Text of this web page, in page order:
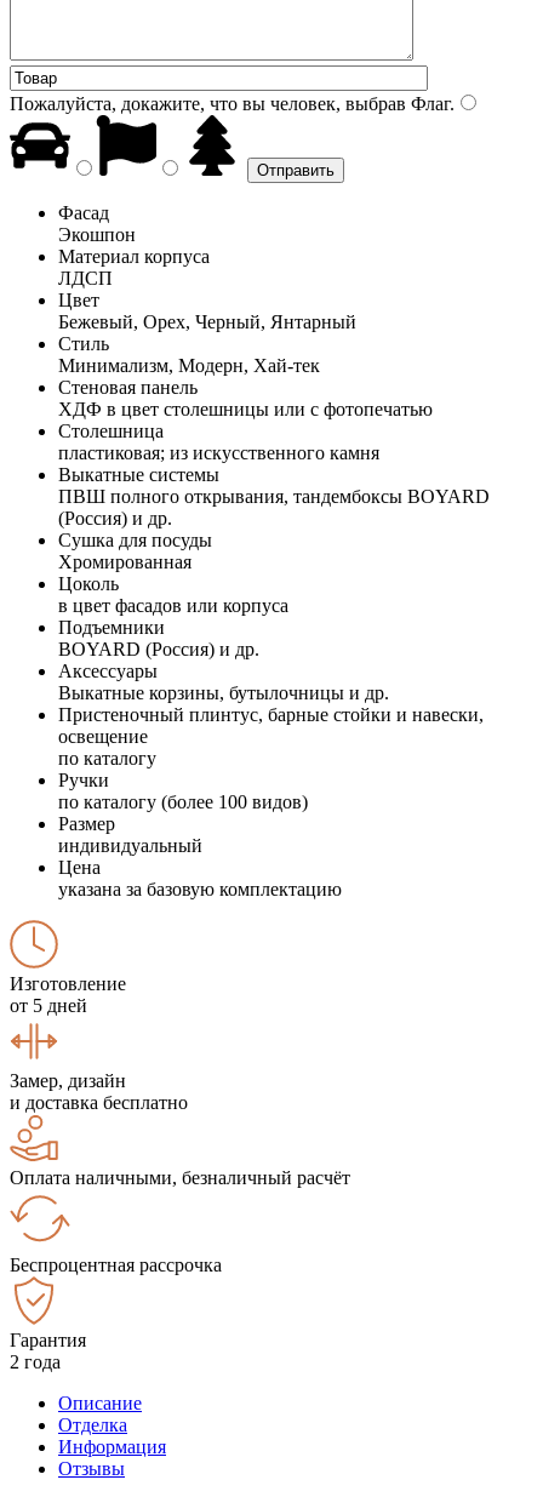
Пожалуйста, докажите, что вы человек, выбрав Флаг.
Фасад
Экошпон
Материал корпуса
ЛДСП
Цвет
Бежевый, Орех, Черный, Янтарный
Стиль
Минимализм, Модерн, Хай-тек
Стеновая панель
ХДФ в цвет столешницы или с фотопечатью
Столешница
пластиковая; из искусственного камня
Выкатные системы
ПВШ полного открывания, тандембоксы BOYARD
(Россия) и др.
Сушка для посуды
Хромированная
Цоколь
в цвет фасадов или корпуса
Подъемники
BOYARD (Россия) и др.
Аксессуары
Выкатные корзины, бутылочницы и др.
Пристеночный плинтус, барные стойки и навески,
освещение
по каталогу
Ручки
по каталогу (более 100 видов)
Размер
индивидуальный
Цена
указана за базовую комплектацию
Изготовление
от 5 дней
Замер, дизайн
и доставка бесплатно
Оплата наличными, безналичный расчёт
Беспроцентная рассрочка
Гарантия
2 года
Описание
Отделка
Информация
Отзывы